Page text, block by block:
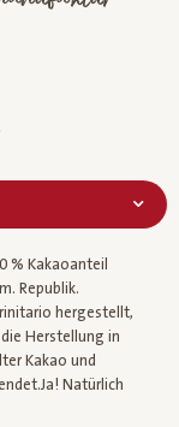
% Kakaoanteil
Republik.
hergestellt,
Herstellung in
Kakao und
Natürlich